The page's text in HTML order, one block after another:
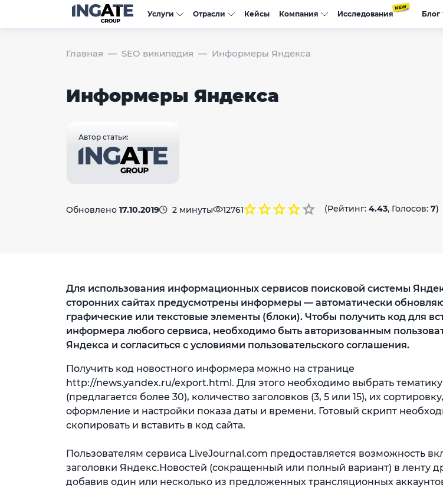
Услуги Отрасли Кейсы Компания Исследования Блог
Главная SEO википедия Информеры Яндекса
Информеры Яндекса
Автор статьи:
Обновлено 17.10.2019 2 минуты 12761 (Рейтинг: 4.43, Голосов: 7)
Для использования информационных сервисов поисковой системы
сторонних сайтах предусмотрены информеры — автоматически
графические или текстовые элементы (блоки). Чтобы получить код для
информера любого сервиса, необходимо быть авторизованным
Яндекса и согласиться с условиями пользовательского соглашения.
Получить код новостного информера можно на странице
http://news.yandex.ru/export.html. Для этого необходимо выбрать тематику
(предлагается более 30), количество заголовков (3, 5 или 15), их сортировку,
оформление и настройки показа даты и времени. Готовый скрипт
скопировать и вставить в код сайта.
Пользователям сервиса LiveJournal.com предоставляется возможность
заголовки Яндекс.Новостей (сокращенный или полный вариант) в ленту
добавив один или несколько из предложенных трансляционных